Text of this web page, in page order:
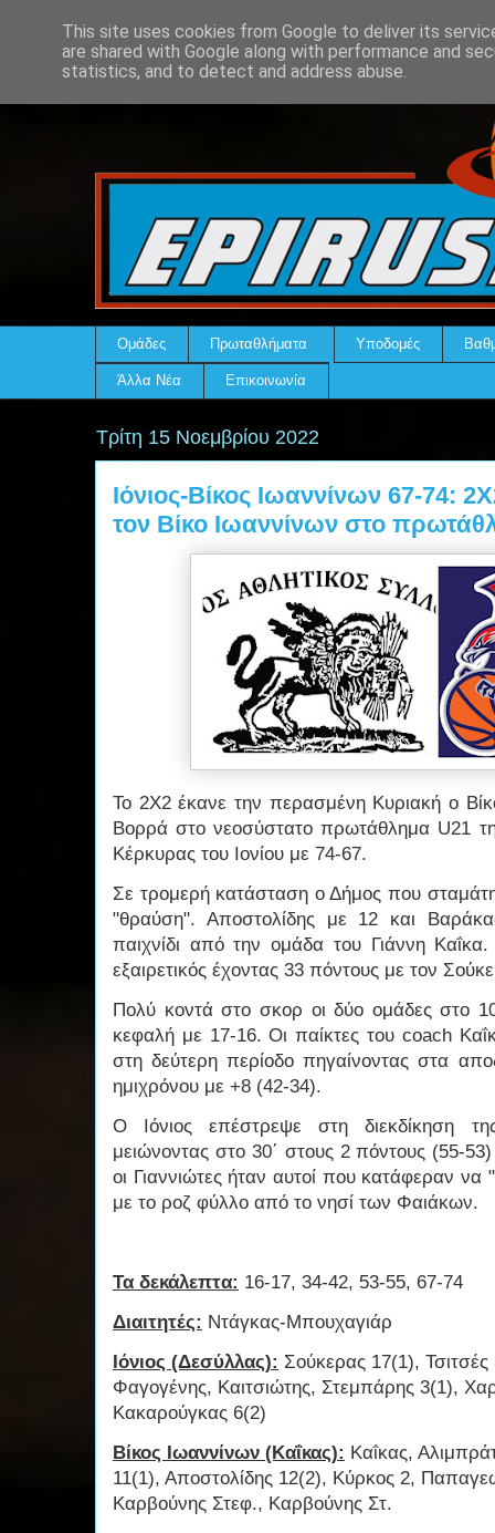
Ομάδες Πρωταθλήματα Υποδομές
Άλλα Νέα Επικοινωνία
Τρίτη 15 Νοεμβρίου 2022
Ιόνιος-Βίκος Ιωαννίνων 67-74:
τον Βίκο Ιωαννίνων στο
Το 2Χ2 έκανε την περασμένη Κυριακή ο
Βορρά στο νεοσύστατο πρωτάθλημα U21
Κέρκυρας του Ιονίου με 74-67.
Σε τρομερή κατάσταση ο Δήμος που
"θραύση". Αποστολίδης με 12 και
παιχνίδι από την ομάδα του Γιάννη
εξαιρετικός έχοντας 33 πόντους με τον
Πολύ κοντά στο σκορ οι δύο ομάδες στο
κεφαλή με 17-16. Οι παίκτες του coach
στη δεύτερη περίοδο πηγαίνοντας στα
ημιχρόνου με +8 (42-34).
Ο Ιόνιος επέστρεψε στη διεκδίκηση
μειώνοντας στο 30΄ στους 2 πόντους (55-
οι Γιαννιώτες ήταν αυτοί που κατάφεραν να
με το ροζ φύλλο από το νησί των Φαιάκων.
Τα δεκάλεπτα: 16-17, 34-42, 53-55, 67-74
Διαιτητές: Ντάγκας-Μπουχαγιάρ
Ιόνιος (Δεσύλλας): Σούκερας 17(1),
Φαγογένης, Καιτσιώτης, Στεμπάρης 3(1),
Κακαρούγκας 6(2)
Βίκος Ιωαννίνων (Καΐκας): Καΐκας,
11(1), Αποστολίδης 12(2), Κύρκος 2,
Καρβούνης Στεφ., Καρβούνης Στ.
This site uses cookies from Google to deliver its
are shared with Google along with performance and
statistics, and to detect and address abuse.